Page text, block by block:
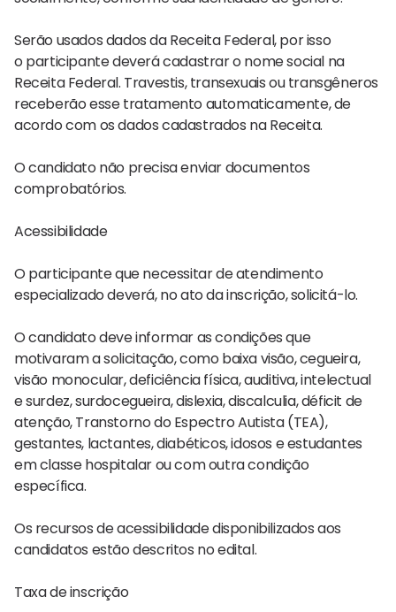
Serão usados dados da Receita Federal, por isso
o participante deverá cadastrar o nome social na
Receita Federal. Travestis, transexuais ou transgêneros
receberão esse tratamento automaticamente, de
acordo com os dados cadastrados na Receita.
O candidato não precisa enviar documentos
comprobatórios.
Acessibilidade
O participante que necessitar de atendimento
especializado deverá, no ato da inscrição, solicitá-lo.
O candidato deve informar as condições que
motivaram a solicitação, como baixa visão, cegueira,
visão monocular, deficiência física, auditiva, intelectual
e surdez, surdocegueira, dislexia, discalculia, déficit de
atenção, Transtorno do Espectro Autista (TEA),
gestantes, lactantes, diabéticos, idosos e estudantes
em classe hospitalar ou com outra condição
específica.
Os recursos de acessibilidade disponibilizados aos
candidatos estão descritos no edital.
Taxa de inscrição